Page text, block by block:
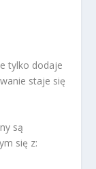
tylko dodaje
staje się
są
się z: